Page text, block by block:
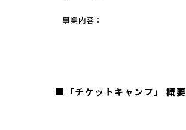
事業内容：
■ 「チケットキャンプ」 概要